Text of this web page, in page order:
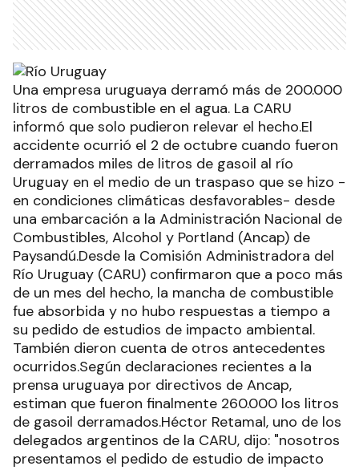
Una empresa uruguaya derramó más de 200.000
litros de combustible en el agua. La CARU
informó que solo pudieron relevar el hecho.El
accidente ocurrió el 2 de octubre cuando fueron
derramados miles de litros de gasoil al río
Uruguay en el medio de un traspaso que se hizo -
en condiciones climáticas desfavorables- desde
una embarcación a la Administración Nacional de
Combustibles, Alcohol y Portland (Ancap) de
Paysandú.Desde la Comisión Administradora del
Río Uruguay (CARU) confirmaron que a poco más
de un mes del hecho, la mancha de combustible
fue absorbida y no hubo respuestas a tiempo a
su pedido de estudios de impacto ambiental.
También dieron cuenta de otros antecedentes
ocurridos.Según declaraciones recientes a la
prensa uruguaya por directivos de Ancap,
estiman que fueron finalmente 260.000 los litros
de gasoil derramados.Héctor Retamal, uno de los
delegados argentinos de la CARU, dijo: "nosotros
presentamos el pedido de estudio de impacto